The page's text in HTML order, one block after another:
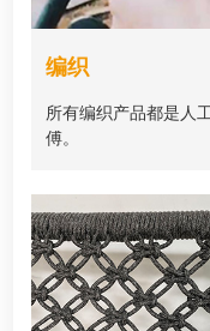
编织
所有编织产品都是人
傅。